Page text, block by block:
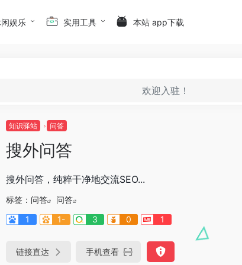
娱乐 实用工具 本站 app下载
欢迎入驻！
知识驿站 问答
搜外问答
搜外问答，纯粹干净地交流SEO...
标签： 问答
问答
1
1- 3 0 1
链接直达 手机查看